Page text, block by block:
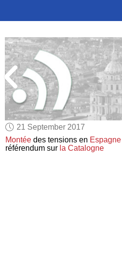
21 September 2017
Montée des tensions en Espagne
référendum sur la Catalogne